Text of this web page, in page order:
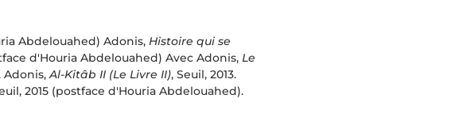
Abdelouahed) Adonis, Histoire qui se
d'Houria Abdelouahed) Avec Adonis, Le
Adonis, Al-Kitâb II (Le Livre II), Seuil, 2013.
2015 (postface d'Houria Abdelouahed).